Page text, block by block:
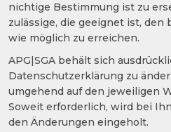
nichtige Bestimmung ist zu
zulässige, die geeignet ist,
wie möglich zu erreichen.
APG|SGA behält sich
Datenschutzerklärung zu
umgehend auf den jeweiligen
Soweit erforderlich, wird bei
den Änderungen eingeholt.